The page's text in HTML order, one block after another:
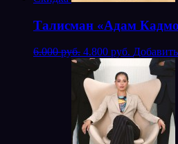
Талисман «Адам
6.000 руб. 4.800 руб.